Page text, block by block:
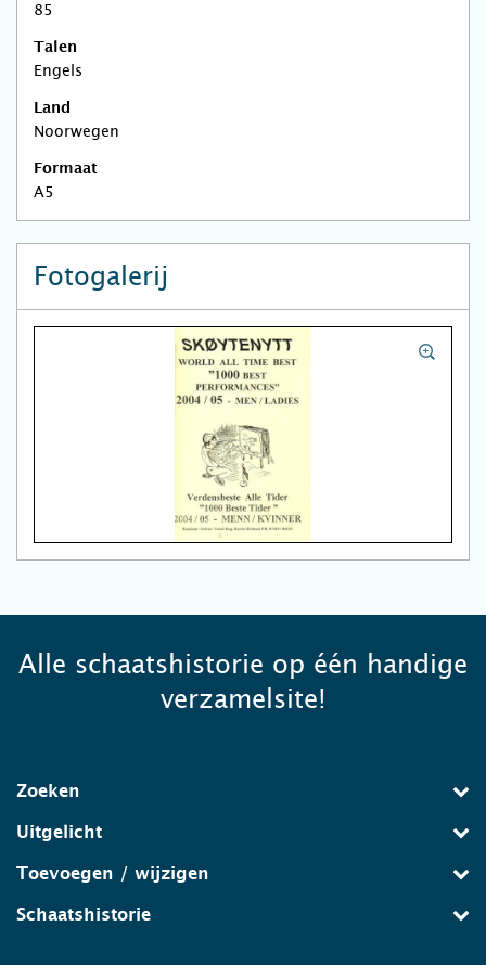
85
Talen
Engels
Land
Noorwegen
Formaat
A5
Fotogalerij
Alle schaatshistorie op één handige
verzamelsite!
Zoeken
Uitgelicht
Toevoegen / wijzigen
Schaatshistorie